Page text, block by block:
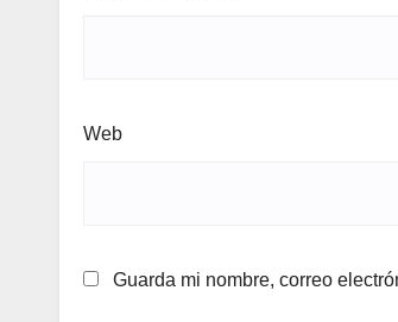
Web
Guarda mi nombre, correo